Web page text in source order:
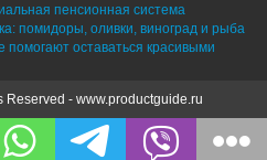
пенсионная система
помидоры, оливки, виноград и рыба
помогают оставаться красивыми
Reserved - www.productguide.ru